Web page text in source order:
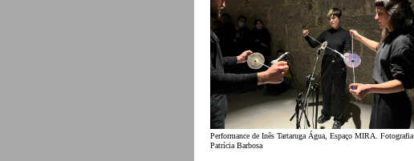
Performance de Inês Tartaruga Água, Espaço MIRA. Fotografia
Patrícia Barbosa